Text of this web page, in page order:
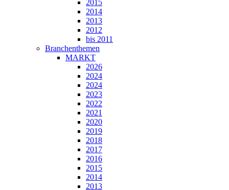
2015
2014
2013
2012
bis 2011
Branchenthemen
MARKT
2026
2024
2024
2023
2022
2021
2020
2019
2018
2017
2016
2015
2014
2013